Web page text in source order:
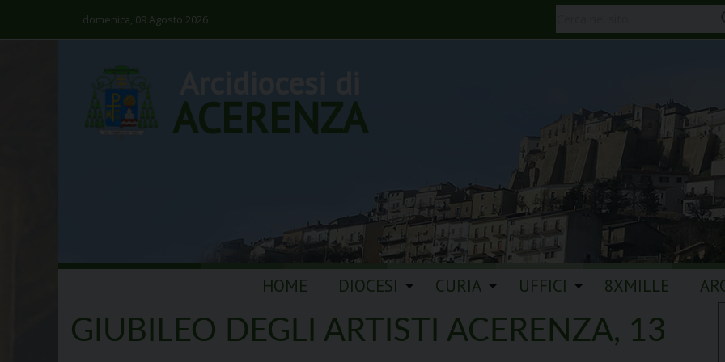
domenica, 09 Agosto 2026
ACERENZA
content
HOME DIOCESI CURIA UFFICI 8XMILLE
GIUBILEO DEGLI ARTISTI ACERENZA, 13